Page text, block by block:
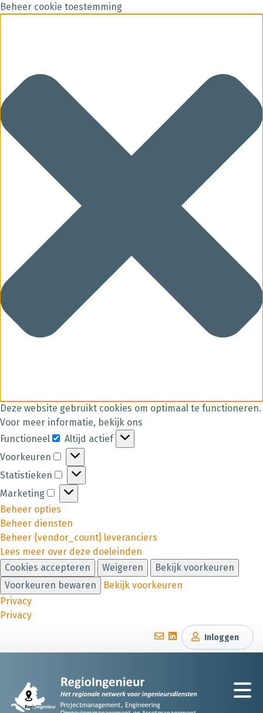
Beheer cookie toestemming
Deze website gebruikt cookies om optimaal te functioneren.
Voor meer informatie, bekijk ons
Functioneel
Altijd actief
Voorkeuren
Statistieken
Marketing
Beheer opties
Beheer diensten
Beheer {vendor_count} leveranciers
Lees meer over deze doeleinden
Cookies accepteren
Weigeren
Bekijk voorkeuren
Voorkeuren bewaren
Bekijk voorkeuren
Privacy
Privacy
Inloggen